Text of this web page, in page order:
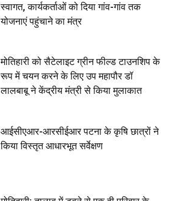
स्वागत, कार्यकर्ताओं को दिया गांव-गांव तक
योजनाएं पहुंचाने का मंत्र
मोतिहारी को सैटेलाइट ग्रीन फील्ड टाउनशिप के
रूप में चयन करने के लिए उप महापौर डॉ
लालबाबू ने केंद्रीय मंत्री से किया मुलाकात
आईसीएआर-आरसीईआर पटना के कृषि छात्रों ने
किया विस्तृत आधारभूत सर्वेक्षण